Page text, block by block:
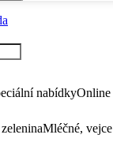
nabídky
Mléčné,